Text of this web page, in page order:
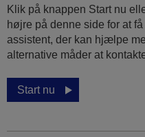
Klik på knappen Start nu
højre på denne side for at
assistent, der kan hjælpe
alternative måder at
Start nu